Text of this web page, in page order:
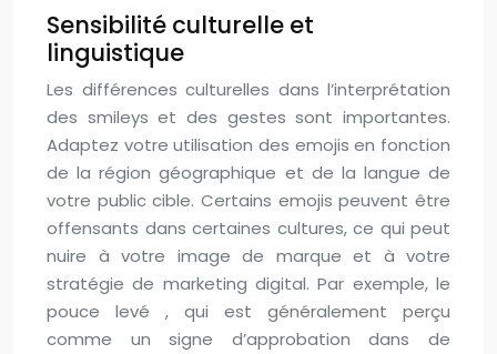
Sensibilité culturelle et
linguistique
Les différences culturelles dans l’interprétation
des smileys et des gestes sont importantes.
Adaptez votre utilisation des emojis en fonction
de la région géographique et de la langue de
votre public cible. Certains emojis peuvent être
offensants dans certaines cultures, ce qui peut
nuire à votre image de marque et à votre
stratégie de marketing digital. Par exemple, le
pouce levé , qui est généralement perçu
comme un signe d’approbation dans de